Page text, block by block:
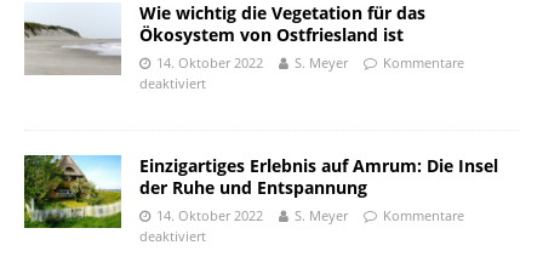
Wie wichtig die Vegetation für das
Ökosystem von Ostfriesland ist
14. Oktober 2022 S. Meyer
Kommentare
deaktiviert
Einzigartiges Erlebnis auf Amrum: Die Insel
der Ruhe und Entspannung
14. Oktober 2022 S. Meyer
Kommentare
deaktiviert